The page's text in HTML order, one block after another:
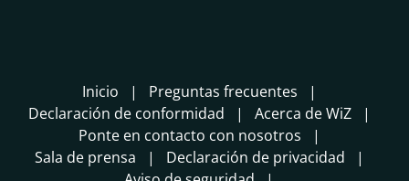
Inicio
Preguntas frecuentes
Declaración de conformidad
Acerca de WiZ
Ponte en contacto con nosotros
Sala de prensa
Declaración de privacidad